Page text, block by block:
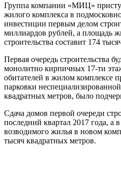
Группа компании «МИЦ»
жилого комплекса в
инвестиции первым делом
миллиардов рублей, а площадь
строительства составит 174
Первая очередь строительства
монолитно кирпичных 17-ти
обитателей в жилом комплексе
парковки
квадратных метров, было
Сдача домов первой очереди
последний квартал 2017 года, а
возводимого жилья в новом
тысяч квадратных метров.